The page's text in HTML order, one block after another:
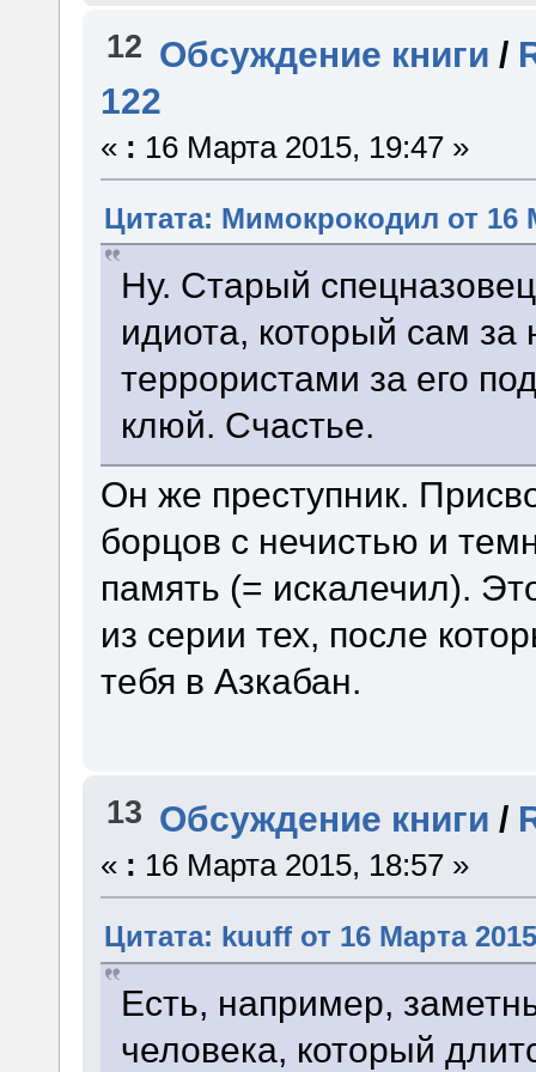
12 Обсуждение книги /
122
« : 16 Марта 2015, 19:47 »
Цитата: Мимокрокодил от 16
Ну. Старый
идиота, который сам за
террористами за его
клюй. Счастье.
Он же преступник.
борцов с нечистью и
память (= искалечил).
из серии тех, после
тебя в Азкабан.
13 Обсуждение книги /
« : 16 Марта 2015, 18:57 »
Цитата: kuuff от 16 Марта
Есть, например,
человека, который